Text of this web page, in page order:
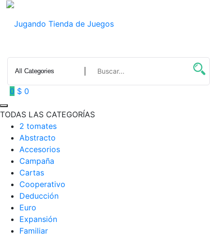
Saltar
contenido
0 $ 0
TODAS LAS CATEGORÍAS
2 tomates
Abstracto
Accesorios
Campaña
Cartas
Cooperativo
Deducción
Euro
Expansión
Familiar